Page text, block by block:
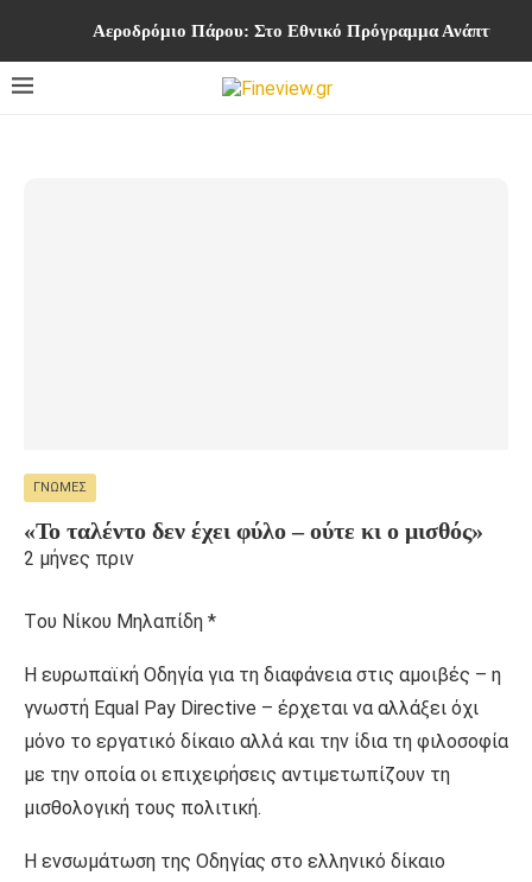
Αεροδρόμιο Πάρου: Στο Εθνικό Πρόγραμμα
ΓΝΏΜΕΣ
«Το ταλέντο δεν έχει φύλο – ούτε κι ο μισθός»
2 μήνες πριν
Tου Νίκου Μηλαπίδη *
Η ευρωπαϊκή Οδηγία για τη διαφάνεια στις αμοιβές – η
γνωστή Equal Pay Directive – έρχεται να αλλάξει όχι
μόνο το εργατικό δίκαιο αλλά και την ίδια τη φιλοσοφία
με την οποία οι επιχειρήσεις αντιμετωπίζουν τη
μισθολογική τους πολιτική.
Η ενσωμάτωση της Οδηγίας στο ελληνικό δίκαιο